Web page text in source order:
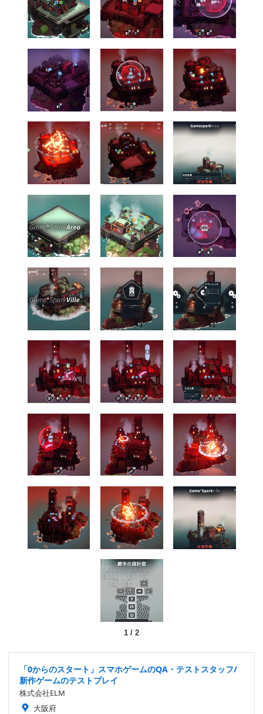
1/ 2
「0からのスタート」スマホゲームのQA・テストスタッフ/
新作ゲームのテストプレイ
株式会社ELM
大阪府